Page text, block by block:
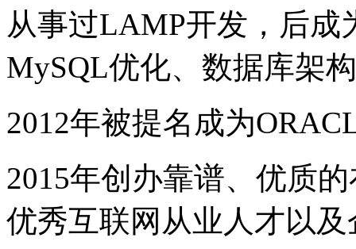
从事过LAMP开发，后成
MySQL优化、数据库架
2012年被提名成为
2015年创办靠谱、优质
优秀互联网从业人才以